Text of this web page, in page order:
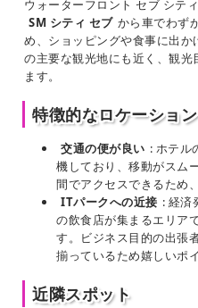
ウォーターフロント セブ シティ
SM シティ セブ から車でわず
め、ショッピングや食事に出
の主要な観光地にも近く、観
ます。
特徴的なロケーション
交通の便が良い : ホテル
機しており、移動がスム
間でアクセスできるため
ITパークへの近接 : 経済
の飲食店が集まるエリア
す。ビジネス目的の出張
揃っているため嬉しいポ
近隣スポット